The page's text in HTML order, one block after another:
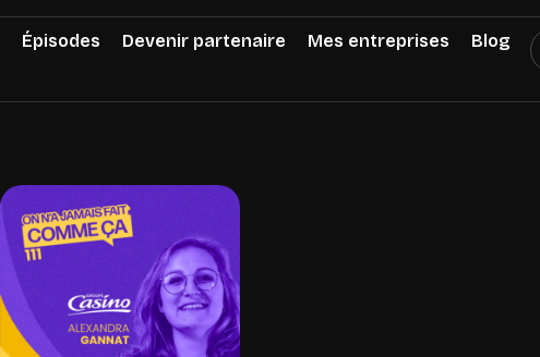
Épisodes Devenir partenaire Mes entreprises Blog